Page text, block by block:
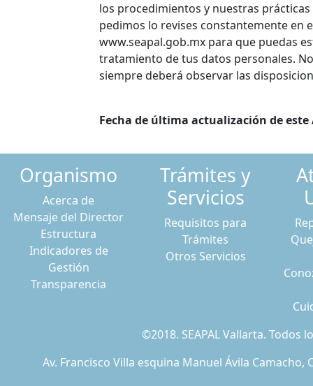
los procedimientos y nuestras
pedimos lo revises constantemente en
www.seapal.gob.mx para que puedas
tratamiento de tus datos personales.
siempre deberá observar las
Fecha de última actualización de este
Organismo
Acerca de
Mensaje del Director
Estructura
Indicadores de
Gestión
Transparencia
Trámites y
Servicios
Requisitos para
Trámites
Otros Servicios
©2018. SEAPAL Vallarta. Todos
Av. Francisco Villa esquina Manuel Ávila Camacho,